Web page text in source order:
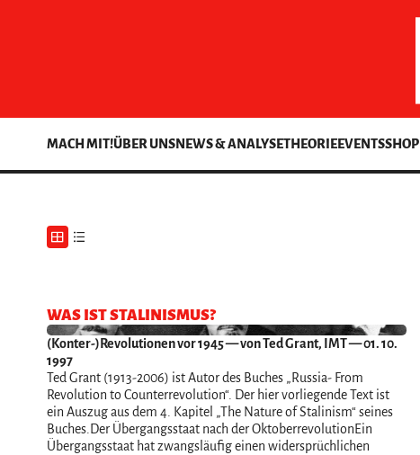
MACH MIT!ÜBER UNSNEWS & ANALYSETHEORIEEVENTSSHOP
WAS IST STALINISMUS?
(Konter-)Revolutionen vor 1945— von Ted Grant, IMT — 01. 10.
1997
Ted Grant (1913-2006) ist Autor des Buches „Russia- From
Revolution to Counterrevolution“. Der hier vorliegende Text ist
ein Auszug aus dem 4. Kapitel „The Nature of Stalinism“ seines
Buches.Der Übergangsstaat nach der OktoberrevolutionEin
Übergangsstaat hat zwangsläufig einen widersprüchlichen